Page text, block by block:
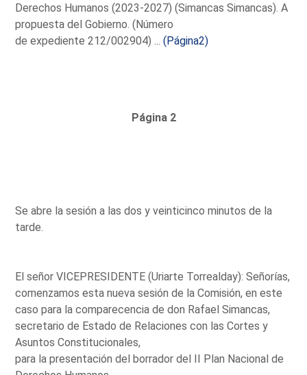
Derechos Humanos (2023-2027) (Simancas Simancas). A
propuesta del Gobierno. (Número
de expediente 212/002904) ...(Página2)
Página 2
Se abre la sesión a las dos y veinticinco minutos de la
tarde.
El señor VICEPRESIDENTE (Uriarte Torrealday): Señorías,
comenzamos esta nueva sesión de la Comisión, en este
caso para la comparecencia de don Rafael Simancas,
secretario de Estado de Relaciones con las Cortes y
Asuntos Constitucionales,
para la presentación del borrador del II Plan Nacional de